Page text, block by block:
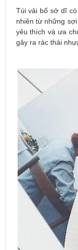
Túi vải bố sở dĩ
nhiên từ những
yêu thích và ưa
gây ra rác thải